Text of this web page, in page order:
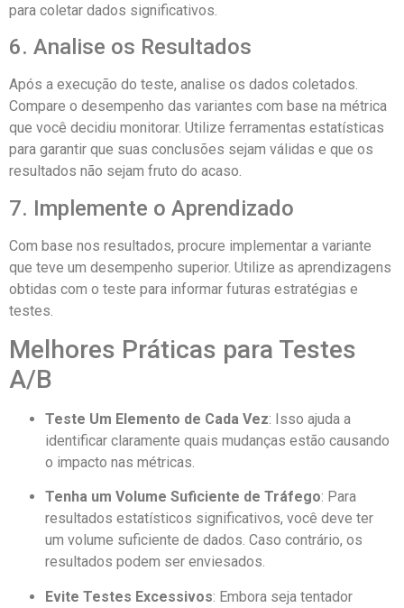
para coletar dados significativos.
6. Analise os Resultados
Após a execução do teste, analise os dados coletados.
Compare o desempenho das variantes com base na métrica
que você decidiu monitorar. Utilize ferramentas estatísticas
para garantir que suas conclusões sejam válidas e que os
resultados não sejam fruto do acaso.
7. Implemente o Aprendizado
Com base nos resultados, procure implementar a variante
que teve um desempenho superior. Utilize as aprendizagens
obtidas com o teste para informar futuras estratégias e
testes.
Melhores Práticas para Testes
A/B
Teste Um Elemento de Cada Vez: Isso ajuda a
identificar claramente quais mudanças estão causando
o impacto nas métricas.
Tenha um Volume Suficiente de Tráfego: Para
resultados estatísticos significativos, você deve ter
um volume suficiente de dados. Caso contrário, os
resultados podem ser enviesados.
Evite Testes Excessivos: Embora seja tentador